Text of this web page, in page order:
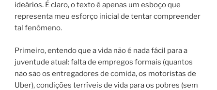
ideários. É claro, o texto é apenas um esboço que
representa meu esforço inicial de tentar compreender
tal fenômeno.
Primeiro, entendo que a vida não é nada fácil para a
juventude atual: falta de empregos formais (quantos
não são os entregadores de comida, os motoristas de
Uber), condições terríveis de vida para os pobres (sem